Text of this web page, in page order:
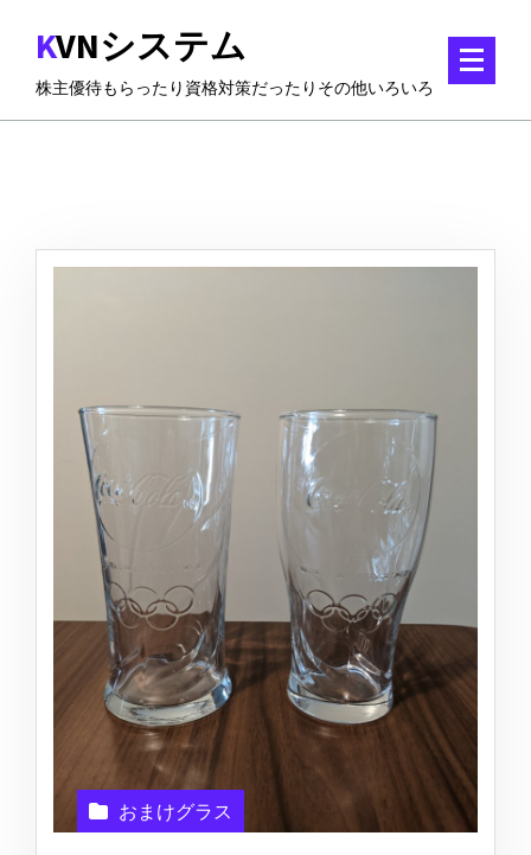
ツ
KVNシステム
株主優待もらったり資格対策だったりその他いろいろ
おまけグラス